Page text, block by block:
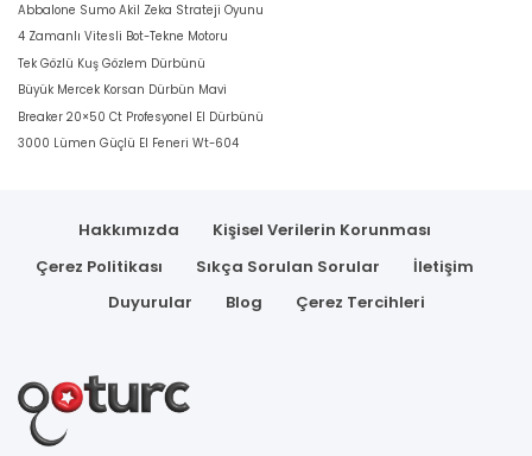
Abbalone Sumo Akil Zeka Strateji Oyunu
4 Zamanlı Vitesli Bot-Tekne Motoru
Tek Gözlü Kuş Gözlem Dürbünü
Büyük Mercek Korsan Dürbün Mavi
Breaker 20×50 Ct Profesyonel El Dürbünü
3000 Lümen Güçlü El Feneri Wt-604
Hakkımızda
Kişisel Verilerin Korunması
Çerez Politikası
Sıkça Sorulan Sorular
İletişim
Duyurular
Blog Çerez Tercihleri